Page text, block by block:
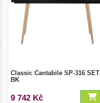
Classic Cantabile SP-316 SET
BK
9 742 Kč